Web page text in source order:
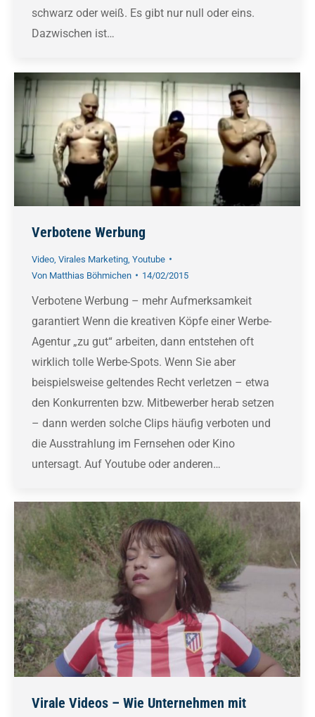
schwarz oder weiß. Es gibt nur null oder eins.
Dazwischen ist…
Verbotene Werbung
Video Virales Marketing Youtube
Von Matthias Böhmichen 14/02/2015
Verbotene Werbung – mehr Aufmerksamkeit
garantiert Wenn die kreativen Köpfe einer Werbe-
Agentur „zu gut“ arbeiten, dann entstehen oft
wirklich tolle Werbe-Spots. Wenn Sie aber
beispielsweise geltendes Recht verletzen – etwa
den Konkurrenten bzw. Mitbewerber herab setzen
– dann werden solche Clips häufig verboten und
die Ausstrahlung im Fernsehen oder Kino
untersagt. Auf Youtube oder anderen…
Virale Videos – Wie Unternehmen mit